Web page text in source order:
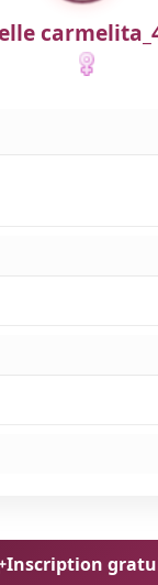
Inscription